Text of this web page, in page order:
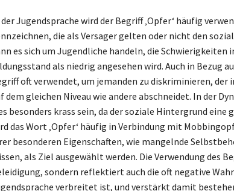
Jugendsprache wird der Begriff ‚Opfer‘ häufig
die als Versager gelten oder nicht den
es sich um Jugendliche handeln, die Schwierigkeiten
als niedrig angesehen wird. Auch in Bezug
oft verwendet, um jemanden zu diskriminieren,
dem gleichen Niveau wie andere abschneidet. In der
besonders krass sein, da der soziale Hintergrund
das Wort ‚Opfer‘ häufig in Verbindung mit
besonderen Eigenschaften, wie mangelnde
als Ziel ausgewählt werden. Die Verwendung des
sondern reflektiert auch die oft negative
verbreitet ist, und verstärkt damit